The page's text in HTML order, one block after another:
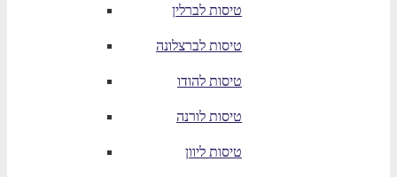
טיסות לברלין
טיסות לברצלונה
טיסות להודו
טיסות לורנה
טיסות ליוון